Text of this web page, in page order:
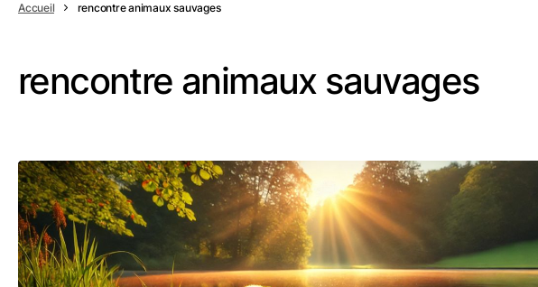
Accueil rencontre animaux sauvages
rencontre animaux sauvages